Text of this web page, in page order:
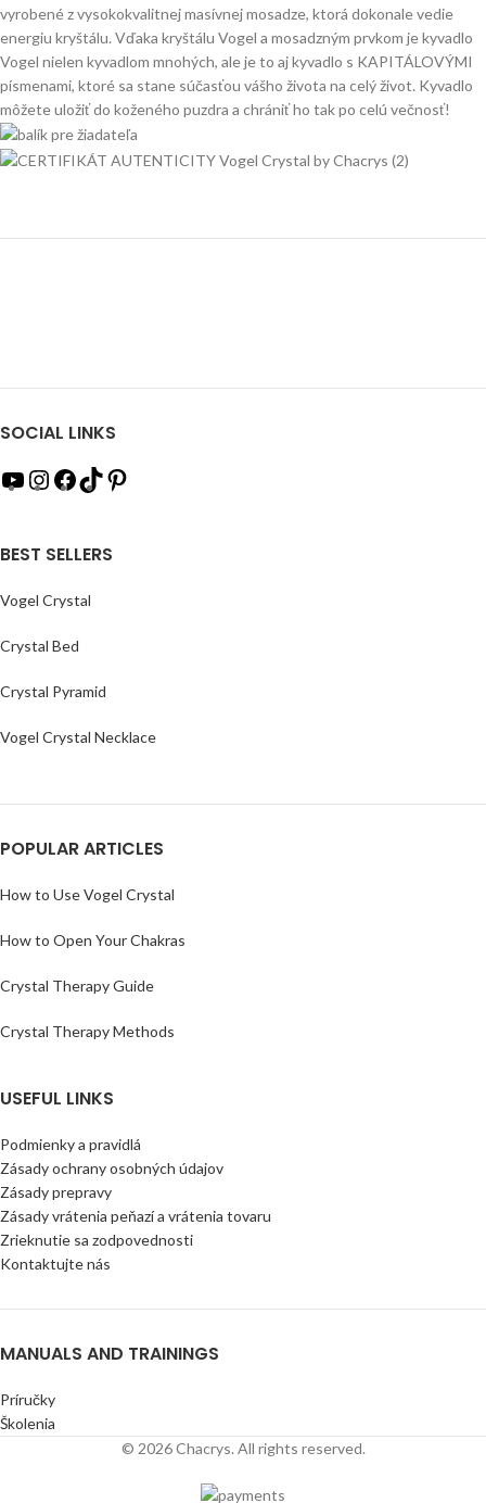
vyrobené z vysokokvalitnej masívnej mosadze, ktorá dokonale vedie
energiu kryštálu. Vďaka kryštálu Vogel a mosadzným prvkom je kyvadlo
Vogel nielen kyvadlom mnohých, ale je to aj kyvadlo s KAPITÁLOVÝMI
písmenami, ktoré sa stane súčasťou vášho života na celý život. Kyvadlo
môžete uložiť do koženého puzdra a chrániť ho tak po celú večnosť!
SOCIAL LINKS
BEST SELLERS
Vogel Crystal
Crystal Bed
Crystal Pyramid
Vogel Crystal Necklace
POPULAR ARTICLES
How to Use Vogel Crystal
How to Open Your Chakras
Crystal Therapy Guide
Crystal Therapy Methods
USEFUL LINKS
Podmienky a pravidlá
Zásady ochrany osobných údajov
Zásady prepravy
Zásady vrátenia peňazí a vrátenia tovaru
Zrieknutie sa zodpovednosti
Kontaktujte nás
MANUALS AND TRAININGS
Príručky
Školenia
© 2026 Chacrys. All rights reserved.